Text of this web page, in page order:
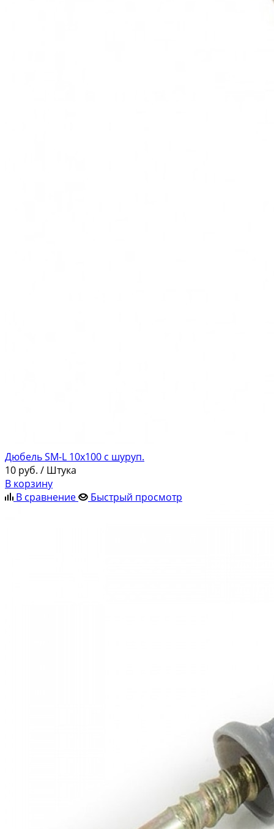
Дюбель SM-L 10х100 c шуруп.
10 руб. / Штука
В корзину
В сравнение
Быстрый просмотр